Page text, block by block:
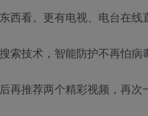
西看。更有电视、电台在线
索技术，智能防护不再怕病
再推荐两个精彩视频，再次